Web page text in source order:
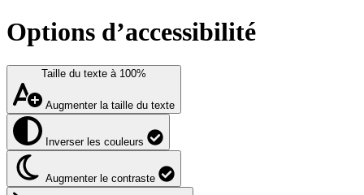
Options d’accessibilité
Taille du texte à 100%
Augmenter la taille du texte
Inverser les couleurs
Augmenter le contraste